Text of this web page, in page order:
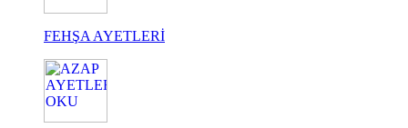
FEHŞA AYETLERİ